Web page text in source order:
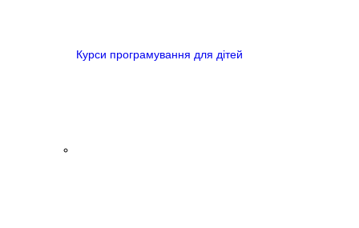
Курси програмування для дітей